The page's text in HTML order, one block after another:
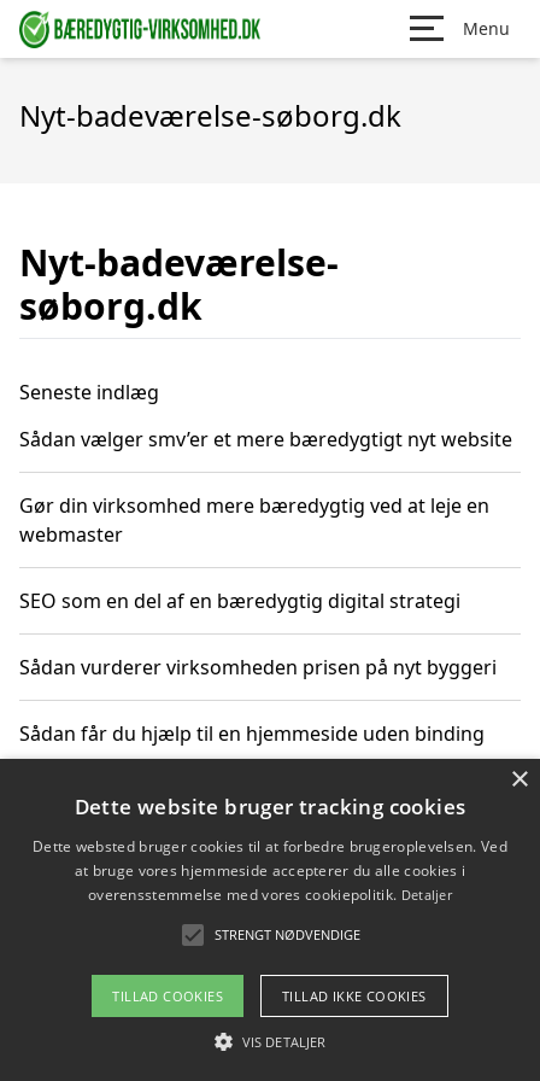
Menu
Nyt-badeværelse-søborg.dk
Nyt-badeværelse-
søborg.dk
Seneste indlæg
Sådan vælger smv’er et mere bæredygtigt nyt website
Gør din virksomhed mere bæredygtig ved at leje en
webmaster
SEO som en del af en bæredygtig digital strategi
Sådan vurderer virksomheden prisen på nyt byggeri
Sådan får du hjælp til en hjemmeside uden binding
Copyright 2026 - Pilanto Aps
Om / kontakt
Blog Betingelser
×
Dette website bruger tracking cookies
Dette websted bruger cookies til at forbedre brugeroplevelsen. Ved
at bruge vores hjemmeside accepterer du alle cookies i
overensstemmelse med vores cookiepolitik. Detaljer
STRENGT NØDVENDIGE
TILLAD COOKIES TILLAD IKKE COOKIES
VIS DETALJER